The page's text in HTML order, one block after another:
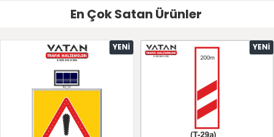
En Çok Satan Ürünler
YENI YENI